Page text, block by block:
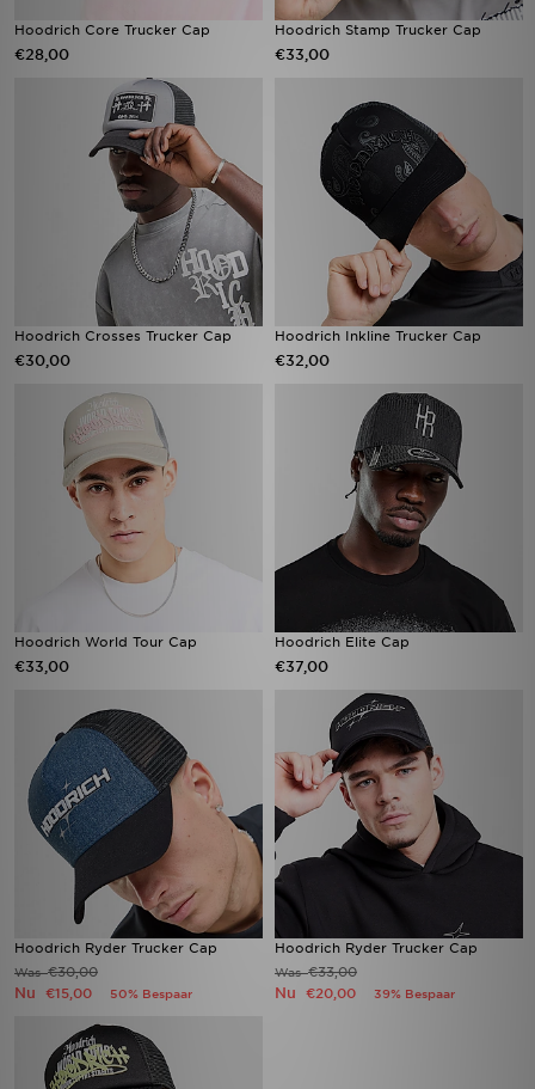
Hoodrich Core Trucker Cap
€28,00
Hoodrich Stamp Trucker Cap
€33,00
Hoodrich Crosses Trucker Cap
€30,00
Hoodrich Inkline Trucker Cap
€32,00
Hoodrich World Tour Cap
€33,00
Hoodrich Elite Cap
€37,00
Hoodrich Ryder Trucker Cap
Was€30,00
Nu €15,00 50% Bespaar
Hoodrich Ryder Trucker Cap
Was€33,00
Nu €20,00 39% Bespaar